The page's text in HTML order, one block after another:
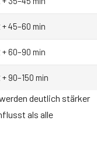
+ 45–60 min
+ 60–90 min
+ 90–150 min
deutlich stärker
als alle